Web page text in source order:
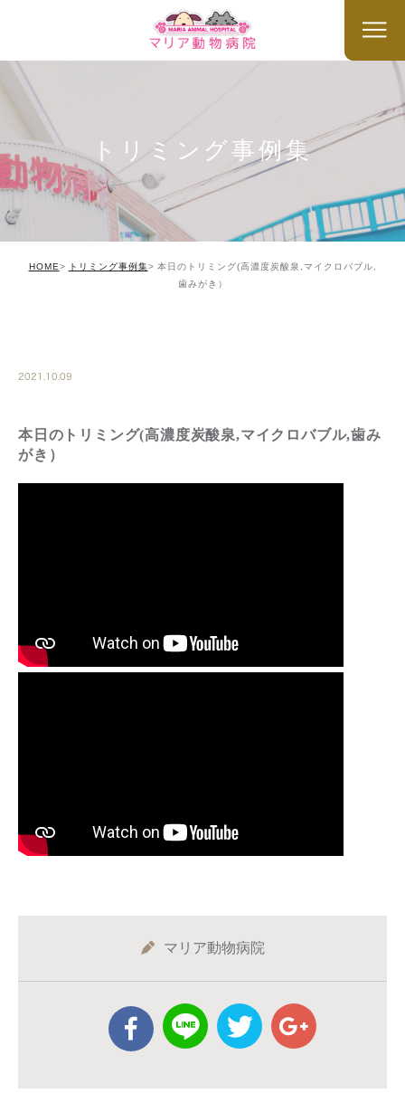
トリミング事例集
HOME トリミング事例集
本日のトリミング(高濃度炭酸泉,マイクロバブル,
歯みがき）
2021.10.09
本日のトリミング(高濃度炭酸泉,マイクロバブル,歯み
がき）
マリア動物病院